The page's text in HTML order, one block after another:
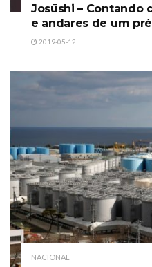
Josūshi – Contando
e andares de um
2019-05-12
NACIONAL